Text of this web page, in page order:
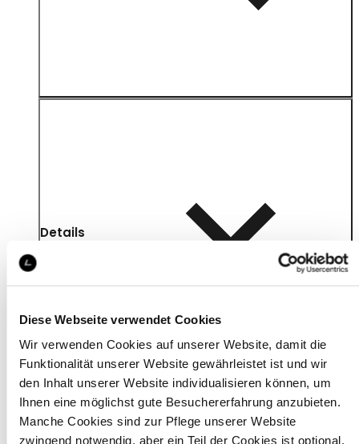
Diese Webseite verwendet Cookies
Wir verwenden Cookies auf unserer Website, damit die
Funktionalität unserer Website gewährleistet ist und wir
den Inhalt unserer Website individualisieren können, um
Ihnen eine möglichst gute Besuchererfahrung anzubieten.
Manche Cookies sind zur Pflege unserer Website
zwingend notwendig, aber ein Teil der Cookies ist optional.
Details